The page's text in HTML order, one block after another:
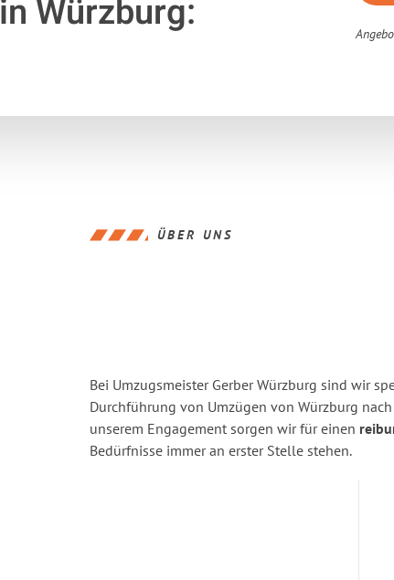
in Würzburg:
ÜBER UNS
Bei Umzugsmeister Gerber Würzburg sind wir
Durchführung von Umzügen von Würzburg
unserem Engagement sorgen wir für einen
Bedürfnisse immer an erster Stelle stehen.